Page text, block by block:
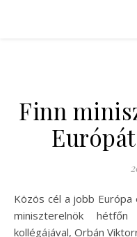
Finn
Közös cél a jobb Európa építése – mondta Antti Rinne finn
miniszterelnök
kollégájával, Orbán